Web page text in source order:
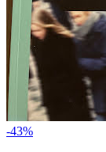
-43%